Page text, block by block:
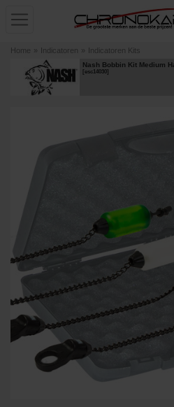
Home » Indicatoren » Indicatoren Kits
Nash Bobbin Kit Medium
[esc14030]